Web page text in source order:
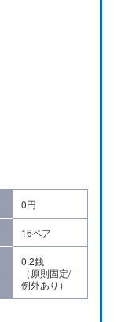
0円
16ペア
0.2銭
（原則固定/
例外あり）